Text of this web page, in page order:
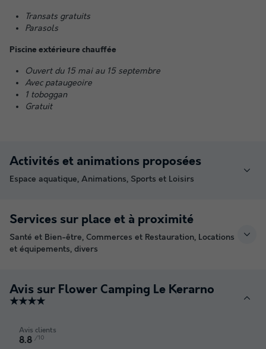
Transats gratuits
Parasols
Piscine extérieure chauffée
Ouvert du 15 mai au 15 septembre
Avec pataugeoire
1 toboggan
Gratuit
Activités et animations proposées
Espace aquatique, Animations, Sports et Loisirs
Services sur place et à proximité
Santé et Bien-être, Commerces et Restauration, Locations
et équipements, divers
Avis sur Flower Camping Le Kerarno
★★★★
Avis clients
8.8 /10